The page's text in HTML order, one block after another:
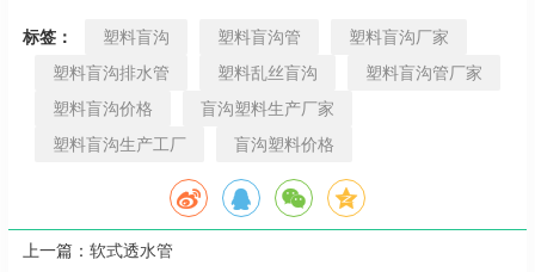
标签： 塑料盲沟 塑料盲沟管
塑料盲沟厂家
塑料盲沟排水管
塑料乱丝盲沟
塑料盲沟管厂家
塑料盲沟价格
盲沟塑料生产厂家
塑料盲沟生产工厂
盲沟塑料价格
上一篇： 软式透水管